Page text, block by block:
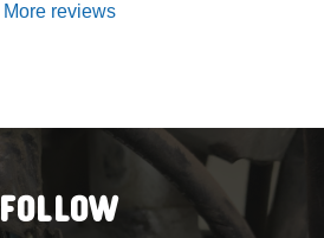
More reviews
FOLLOW